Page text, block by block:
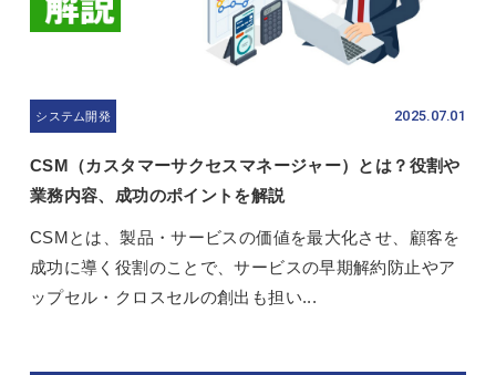
システム開発 2025.07.01
CSM（カスタマーサクセスマネージャー）とは？役割や
業務内容、成功のポイントを解説
CSMとは、製品・サービスの価値を最大化させ、顧客を
成功に導く役割のことで、サービスの早期解約防止やア
ップセル・クロスセルの創出も担い...